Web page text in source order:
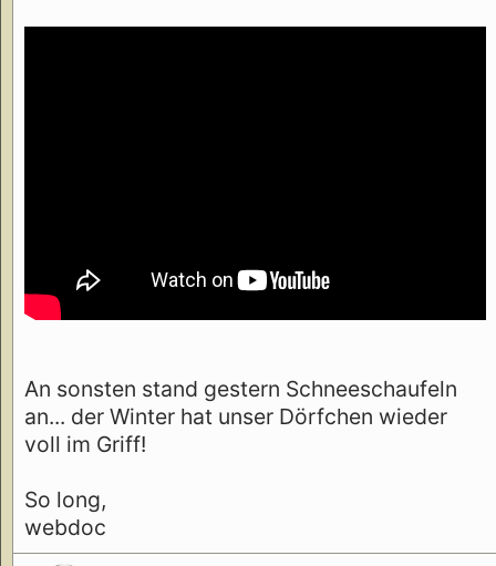
An sonsten stand gestern Schneeschaufeln
an... der Winter hat unser Dörfchen wieder
voll im Griff!
So long,
webdoc